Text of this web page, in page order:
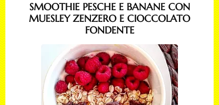
SMOOTHIE PESCHE E BANANE CON
MUESLEY ZENZERO E CIOCCOLATO
FONDENTE